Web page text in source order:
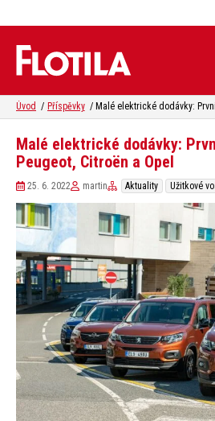
Úvod Příspěvky
Malé elektrické dodávky:
Peugeot, Citroën a Opel
25. 6. 2022 martin Aktuality Užitkové